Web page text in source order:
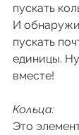
пускать
И
пускать
единицы.
вместе!
Кольца:
Это